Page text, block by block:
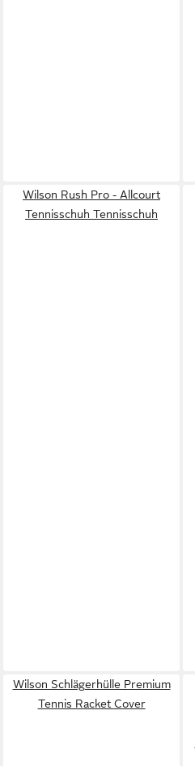
Wilson Rush Pro - Allcourt
Tennisschuh Tennisschuh
Wilson Schlägerhülle Premium
Tennis Racket Cover